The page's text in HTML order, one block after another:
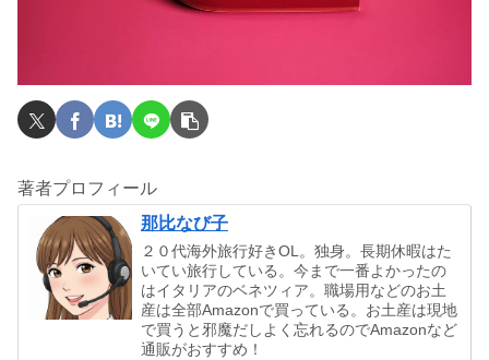
著者プロフィール
那比なび子
２０代海外旅行好きOL。独身。長期休暇はた
いてい旅行している。今まで一番よかったの
はイタリアのベネツィア。職場用などのお土
産は全部Amazonで買っている。お土産は現地
で買うと邪魔だしよく忘れるのでAmazonなど
通販がおすすめ！